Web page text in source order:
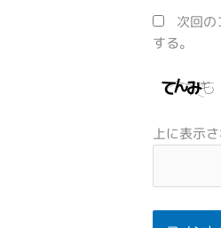
次回
する。
上に表示